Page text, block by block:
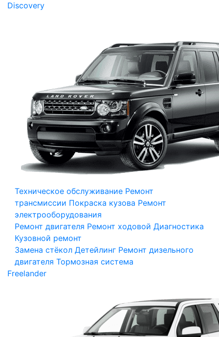
Discovery
Техническое обслуживание Ремонт
трансмиссии Покраска кузова Ремонт
электрооборудования
Ремонт двигателя Ремонт ходовой Диагностика
Кузовной ремонт
Замена стёкол Детейлинг Ремонт дизельного
двигателя Тормозная система
Freelander